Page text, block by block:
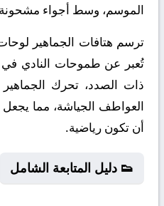
الموسم، وسط أجواء
ترسم هتافات الجماهير
تُعبر عن طموحات النادي في
ذات الصدد، تحرك
العواطف الجياشة، مما يجعل
أن تكون رياضية.
👟 دليل المتابعة الشامل